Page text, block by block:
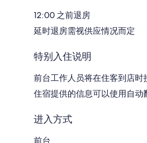
12:00 之前退房
延时退房需视供应情况而定
特别入住说明
前台工作人员将在住客到店时
住宿提供的信息可以使用自动
进入方式
前台